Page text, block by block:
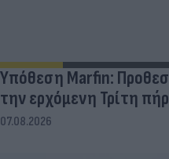
Υπόθεση Marfin:
την ερχόμενη Τρίτη
07.08.2026